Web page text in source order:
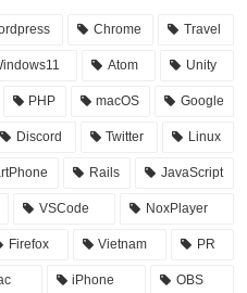
Chrome Travel
Atom Unity
PHP macOS Google
Discord Twitter Linux
Rails JavaScript
VSCode NoxPlayer
Firefox Vietnam PR
iPhone OBS